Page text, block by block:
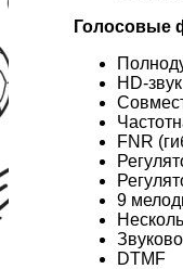
Голосовые
HD-звук
FNR
9
DTMF